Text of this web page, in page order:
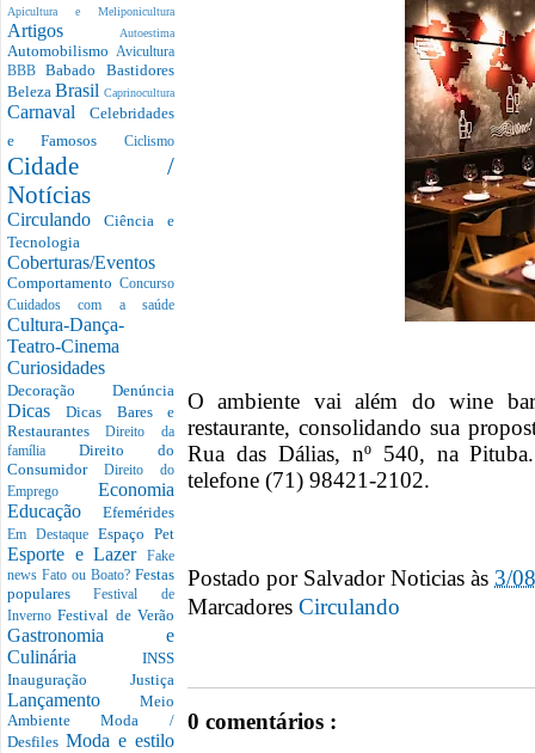
Apicultura e Meliponicultura
Artigos Autoestima
Automobilismo Avicultura
BBBBabado Bastidores
Beleza Brasil Caprinocultura
Carnaval Celebridades
e Famosos Ciclismo
Cidade /
Notícias
CirculandoCiência e
Tecnologia
Coberturas/Eventos
Comportamento Concurso
Cuidados com a saúde
Cultura-Dança-
Teatro-Cinema
Curiosidades
Decoração Denúncia
DicasDicas Bares e
RestaurantesDireito da
família Direito do
Consumidor Direito do
Emprego Economia
Educação Efemérides
Em Destaque Espaço Pet
Esporte e Lazer
Fake
news Fato ou Boato? Festas
popularesFestival de
InvernoFestival de Verão
Gastronomia e
Culinária INSS
Inauguração Justiça
Lançamento Meio
AmbienteModa /
Desfiles Moda e estilo
O ambiente vai além do wine
restaurante, consolidando sua
Rua das Dálias, nº 540, na
telefone (71) 98421-2102.
Postado por Salvador Noticias às 3/
Marcadores Circulando
0 comentários :